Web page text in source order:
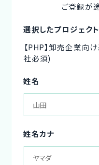
ご登録が
選択したプロジェクト
【PHP】卸売企業向
社必須)
姓名
姓名カナ